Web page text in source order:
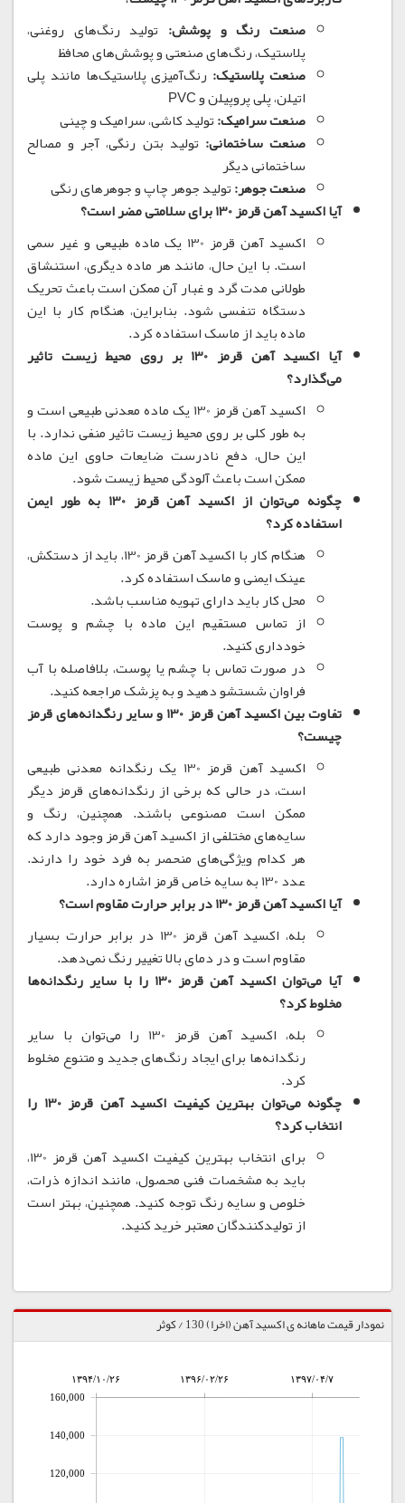
صنعت رنگ و پوشش: تولید رنگ‌های روغنی،
پلاستیک، رنگ‌های صنعتی و پوشش‌های محافظ
صنعت پلاستیک: رنگ‌آمیزی پلاستیک‌ها مانند پلی
اتیلن، پلی پروپیلن و PVC
صنعت سرامیک:تولید کاشی، سرامیک و چینی
صنعت ساختمانی: تولید بتن رنگی، آجر و مصالح
ساختمانی دیگر
صنعت جوهر:تولید جوهر چاپ و جوهرهای رنگی
آیا اکسید آهن قرمز 130 برای سلامتی مضر است؟
اکسید آهن قرمز 130 یک ماده طبیعی و غیر سمی
است. با این حال، مانند هر ماده دیگری، استنشاق
طولانی مدت گرد و غبار آن ممکن است باعث تحریک
دستگاه تنفسی شود. بنابراین، هنگام کار با این
ماده باید از ماسک استفاده کرد.
آیا اکسید آهن قرمز 130 بر روی محیط زیست تاثیر
می‌گذارد؟
اکسید آهن قرمز 130 یک ماده معدنی طبیعی است و
به طور کلی بر روی محیط زیست تاثیر منفی ندارد. با
این حال، دفع نادرست ضایعات حاوی این ماده
ممکن است باعث آلودگی محیط زیست شود.
چگونه می‌توان از اکسید آهن قرمز 130 به طور ایمن
استفاده کرد؟
هنگام کار با اکسید آهن قرمز 130، باید از دستکش،
عینک ایمنی و ماسک استفاده کرد.
محل کار باید دارای تهویه مناسب باشد.
از تماس مستقیم این ماده با چشم و پوست
خودداری کنید.
در صورت تماس با چشم یا پوست، بلافاصله با آب
فراوان شستشو دهید و به پزشک مراجعه کنید.
تفاوت بین اکسید آهن قرمز 130 و سایر رنگدانه‌های قرمز
چیست؟
اکسید آهن قرمز 130 یک رنگدانه معدنی طبیعی
است، در حالی که برخی از رنگدانه‌های قرمز دیگر
ممکن است مصنوعی باشند. همچنین، رنگ و
سایه‌های مختلفی از اکسید آهن قرمز وجود دارد که
هر کدام ویژگی‌های منحصر به فرد خود را دارند.
عدد 130 به سایه خاص قرمز اشاره دارد.
آیا اکسید آهن قرمز 130 در برابر حرارت مقاوم است؟
بله، اکسید آهن قرمز 130 در برابر حرارت بسیار
مقاوم است و در دمای بالا تغییر رنگ نمی‌دهد.
آیا می‌توان اکسید آهن قرمز 130 را با سایر رنگدانه‌ها
مخلوط کرد؟
بله، اکسید آهن قرمز 130 را می‌توان با سایر
رنگدانه‌ها برای ایجاد رنگ‌های جدید و متنوع مخلوط
کرد.
چگونه می‌توان بهترین کیفیت اکسید آهن قرمز 130 را
انتخاب کرد؟
برای انتخاب بهترین کیفیت اکسید آهن قرمز 130،
باید به مشخصات فنی محصول، مانند اندازه ذرات،
خلوص و سایه رنگ توجه کنید. همچنین، بهتر است
از تولیدکنندگان معتبر خرید کنید.
نمودار قیمت ماهانه ی اکسید آهن (اخرا) 130 / کوثر
۱۳۹۴/۱۰/۲۶ ۱۳۹۶/۰۲/۲۶ ۱۳۹۷/۰۴/۷
120,000
140,000
160,000